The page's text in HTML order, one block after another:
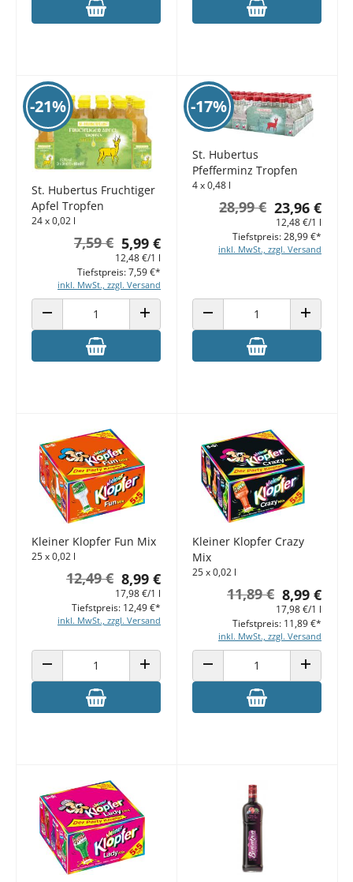
-21%
St. Hubertus Fruchtiger
Apfel Tropfen
24 x 0,02 l
5,99 €
7,59 €
12,48 €/1 l
inkl. MwSt., zzgl. Versand
Tiefstpreis: 7,59 €*
ANZAHL VERRINGERN ANZAHL ERHÖHEN
-17%
St. Hubertus
Pfefferminz Tropfen
4 x 0,48 l
23,96 €
28,99 €
12,48 €/1 l
inkl. MwSt., zzgl. Versand
Tiefstpreis: 28,99 €*
ANZAHL VERRINGERN ANZAHL
Kleiner Klopfer Fun Mix
25 x 0,02 l
8,99 €
12,49 €
17,98 €/1 l
inkl. MwSt., zzgl. Versand
Tiefstpreis: 12,49 €*
ANZAHL VERRINGERN ANZAHL ERHÖHEN
Kleiner Klopfer Crazy
Mix
25 x 0,02 l
8,99 €
11,89 €
17,98 €/1 l
inkl. MwSt., zzgl. Versand
Tiefstpreis: 11,89 €*
ANZAHL VERRINGERN ANZAHL